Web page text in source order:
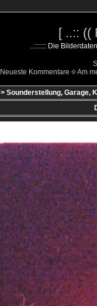
[ ..:: ((
..::::::: Die
Neueste Kommentare Am
> Sounderstellung, Garage,